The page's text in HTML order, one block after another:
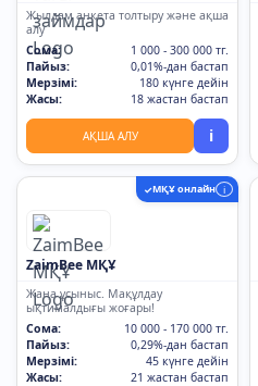
Жылдам анкета толтыру және ақша
алу
Сома:
1 000 - 300 000 тг.
Пайыз:
0,01%-дан бастап
Мерзімі:
180 күнге дейін
Жасы:
18 жастан бастап
АҚША АЛУ i
✓МҚҰ онлайн i
ZaimBee МҚҰ
Жаңа ұсыныс. Мақұлдау
ықтималдығы жоғары!
Сома:
10 000 - 170 000 тг.
Пайыз:
0,29%-дан бастап
Мерзімі:
45 күнге дейін
Жасы:
21 жастан бастап